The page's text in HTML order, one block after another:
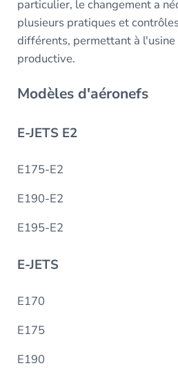
particulier, le changement a
plusieurs pratiques et
différents, permettant à
productive.
Modèles d'aéronefs
E-JETS E2
E175-E2
E190-E2
E195-E2
E-JETS
E170
E175
E190